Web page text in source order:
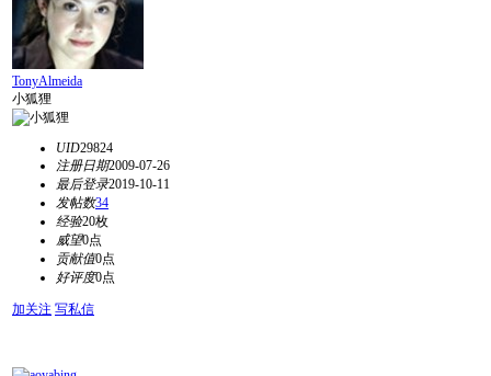
TonyAlmeida
小狐狸
UID29824
注册日期2009-07-26
最后登录2019-10-11
发帖数34
经验20枚
威望0点
贡献值0点
好评度0点
加关注 写私信